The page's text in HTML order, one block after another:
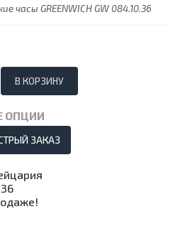
часы GREENWICH GW 084.10.36
ОПЦИИ
ЗАКАЗ